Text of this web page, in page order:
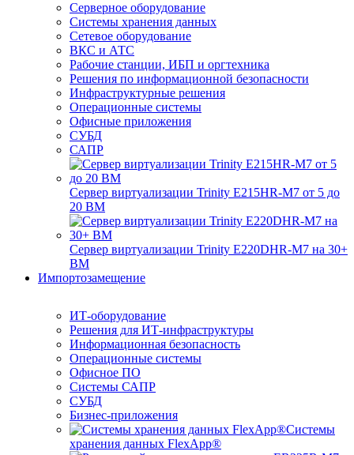
Серверное оборудование
Системы хранения данных
Сетевое оборудование
ВКС и АТС
Рабочие станции, ИБП и оргтехника
Решения по информационной безопасности
Инфраструктурные решения
Операционные системы
Офисные приложения
СУБД
САПР
Сервер виртуализации Trinity E215HR-M7 от 5 до
20 ВМ
Сервер виртуализации Trinity E220DHR-M7 на 30+
ВМ
Импортозамещение
ИТ-оборудование
Решения для ИТ-инфраструктуры
Информационная безопасность
Операционные системы
Офисное ПО
Системы САПР
СУБД
Бизнес-приложения
Системы
хранения данных FlexApp®